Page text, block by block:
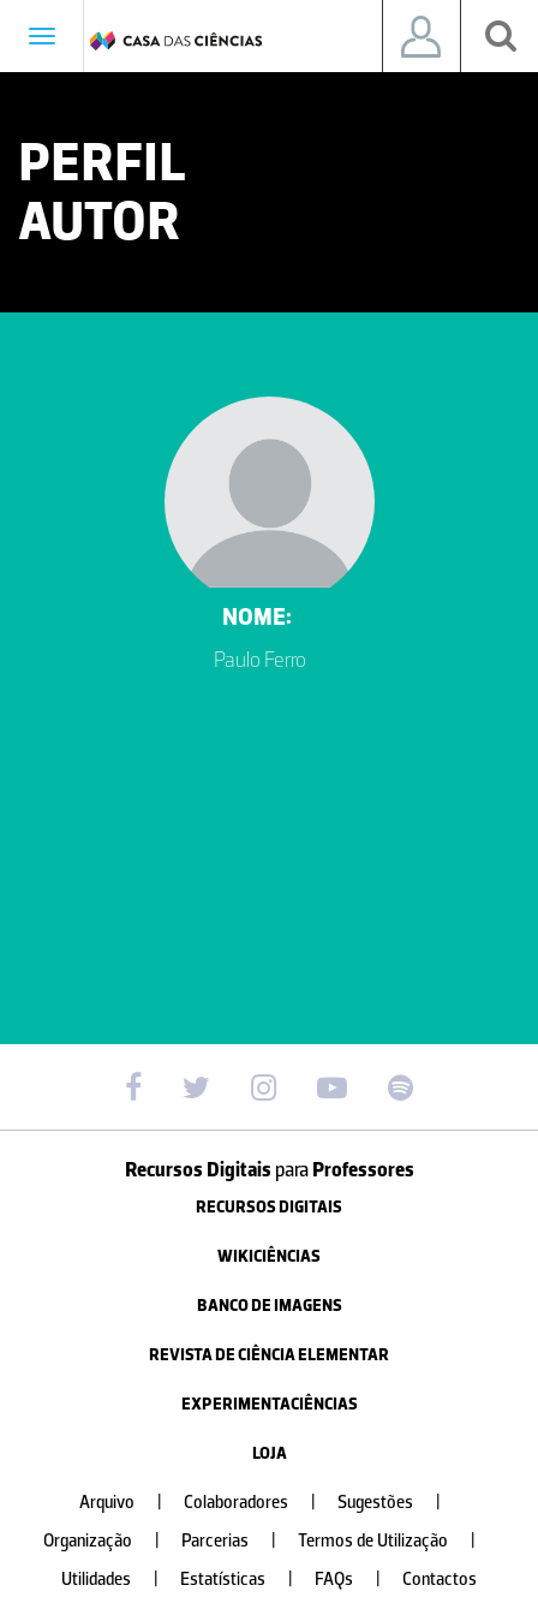
Toggle
PERFIL
AUTOR
NOME:
Paulo Ferro
Recursos Digitais paraProfessores
RECURSOS DIGITAIS
WIKICIÊNCIAS
BANCO DE IMAGENS
REVISTA DE CIÊNCIA ELEMENTAR
EXPERIMENTACIÊNCIAS
LOJA
Arquivo Colaboradores Sugestões
Organização
Parcerias Termos de Utilização
Utilidades
Estatísticas FAQs Contactos